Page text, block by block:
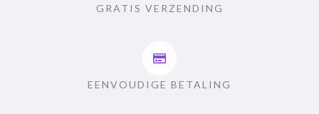
GRATIS VERZENDING
EENVOUDIGE BETALING